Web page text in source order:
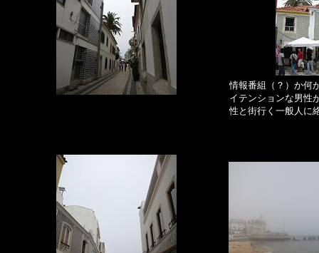
情報番組（？）か何
イテンションな男性
性と街行く一般人に